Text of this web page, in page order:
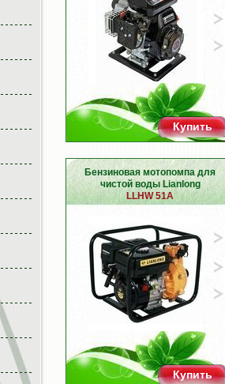
Купить
Бензиновая мотопомпа для
чистой воды Lianlong
LLHW 51A
Купить